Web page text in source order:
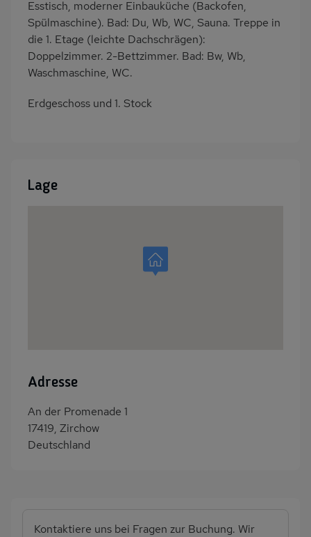
Esstisch, moderner Einbauküche (Backofen,
Spülmaschine). Bad: Du, Wb, WC, Sauna. Treppe in
die 1. Etage (leichte Dachschrägen):
Doppelzimmer. 2-Bettzimmer. Bad: Bw, Wb,
Waschmaschine, WC.
Erdgeschoss und 1. Stock
Lage
Adresse
An der Promenade 1
17419, Zirchow
Deutschland
Kontaktiere uns bei Fragen zur Buchung. Wir